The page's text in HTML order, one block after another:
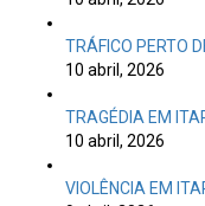
TRÁFICO PERTO
10 abril, 2026
TRAGÉDIA EM
10 abril, 2026
VIOLÊNCIA EM